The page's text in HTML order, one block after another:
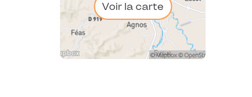
Voir la carte